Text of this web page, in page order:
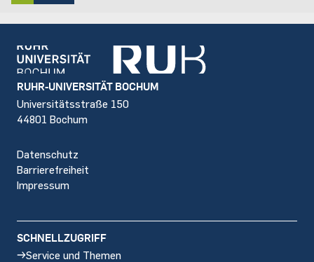
Footer
RUHR-UNIVERSITÄT BOCHUM
Universitätsstraße 150
44801 Bochum
Datenschutz
Barrierefreiheit
Impressum
SCHNELLZUGRIFF
Service und Themen